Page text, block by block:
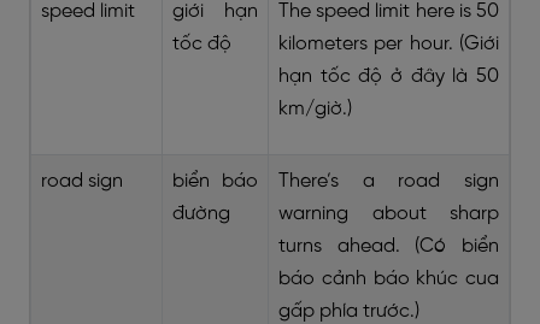
speed limit
giới hạn
tốc độ
The speed limit here is 50
kilometers per hour. (Giới
hạn tốc độ ở đây là 50
km/giờ.)
road sign
biển báo
đường
There’s a road sign
warning about sharp
turns ahead. (Có biển
báo cảnh báo khúc cua
gấp phía trước.)